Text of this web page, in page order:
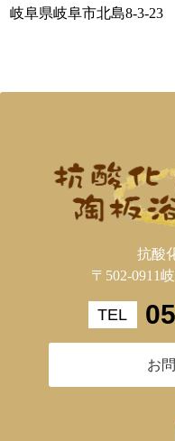
岐阜県岐阜市北島8-3-23
抗酸
〒502-0911
お